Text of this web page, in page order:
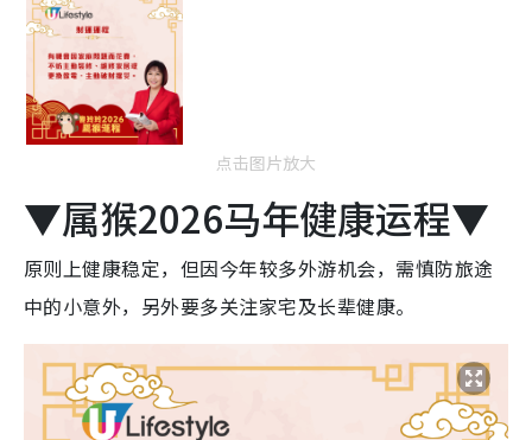
点击图片放大
▼属猴2026马年健康运程▼
原则上健康稳定，但因今年较多外游机会，需慎防旅途
中的小意外，另外要多关注家宅及长辈健康。